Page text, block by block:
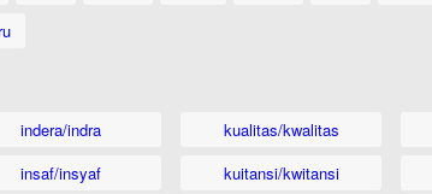
indera/indra
insaf/insyaf
kualitas/kwalitas
kuitansi/kwitansi